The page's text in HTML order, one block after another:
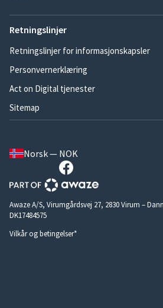
Retningslinjer
Retningslinjer for informasjonskapsler
Personvernerklæring
Act on Digital tjenester
Sitemap
Norsk — NOK
Awaze A/S, Virumgårdsvej 27, 2830 Virum –
DK17484575
Vilkår og betingelser*